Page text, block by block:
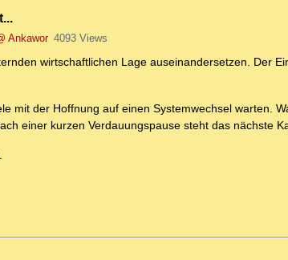
Ankawor 4093 Views
wirtschaftlichen Lage auseinandersetzen. Der
mit der Hoffnung auf einen Systemwechsel warten.
einer kurzen Verdauungspause steht das nächste